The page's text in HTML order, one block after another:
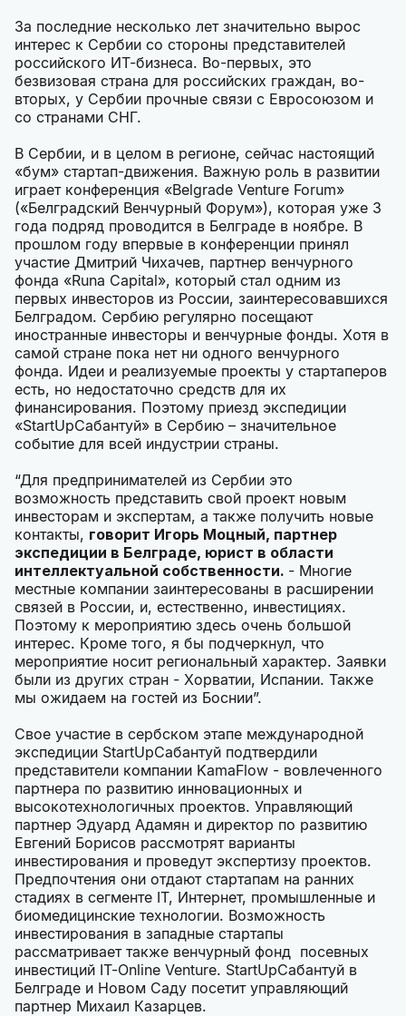
За последние несколько лет значительно вырос
интерес к Сербии со стороны представителей
российского ИТ-бизнеса. Во-первых, это
безвизовая страна для российских граждан, во-
вторых, у Сербии прочные связи с Евросоюзом и
со странами СНГ.
В Сербии, и в целом в регионе, сейчас настоящий
«бум» стартап-движения. Важную роль в развитии
играет конференция «Belgrade Venture Forum»
(«Белградский Венчурный Форум»), которая уже 3
года подряд проводится в Белграде в ноябре. В
прошлом году впервые в конференции принял
участие Дмитрий Чихачев, партнер венчурного
фонда «Runa Capital», который стал одним из
первых инвесторов из России, заинтересовавшихся
Белградом. Сербию регулярно посещают
иностранные инвесторы и венчурные фонды. Хотя в
самой стране пока нет ни одного венчурного
фонда. Идеи и реализуемые проекты у стартаперов
есть, но недостаточно средств для их
финансирования. Поэтому приезд экспедиции
«StartUpСабантуй» в Сербию – значительное
событие для всей индустрии страны.
“Для предпринимателей из Сербии это
возможность представить свой проект новым
инвесторам и экспертам, а также получить новые
контакты, говорит Игорь Моцный, партнер
экспедиции в Белграде, юрист в области
интеллектуальной собственности. - Многие
местные компании заинтересованы в расширении
связей в России, и, естественно, инвестициях.
Поэтому к мероприятию здесь очень большой
интерес. Кроме того, я бы подчеркнул, что
мероприятие носит региональный характер. Заявки
были из других стран - Хорватии, Испании. Также
мы ожидаем на гостей из Боснии”.
Свое участие в сербском этапе международной
экспедиции StartUpСабантуй подтвердили
представители компании KamaFlow - вовлеченного
партнера по развитию инновационных и
высокотехнологичных проектов. Управляющий
партнер Эдуард Адамян и директор по развитию
Евгений Борисов рассмотрят варианты
инвестирования и проведут экспертизу проектов.
Предпочтения они отдают стартапам на ранних
стадиях в сегменте IT, Интернет, промышленные и
биомедицинские технологии. Возможность
инвестирования в западные стартапы
рассматривает также венчурный фонд посевных
инвестиций IT-Online Venture. StartUpСабантуй в
Белграде и Новом Саду посетит управляющий
партнер Михаил Казарцев.